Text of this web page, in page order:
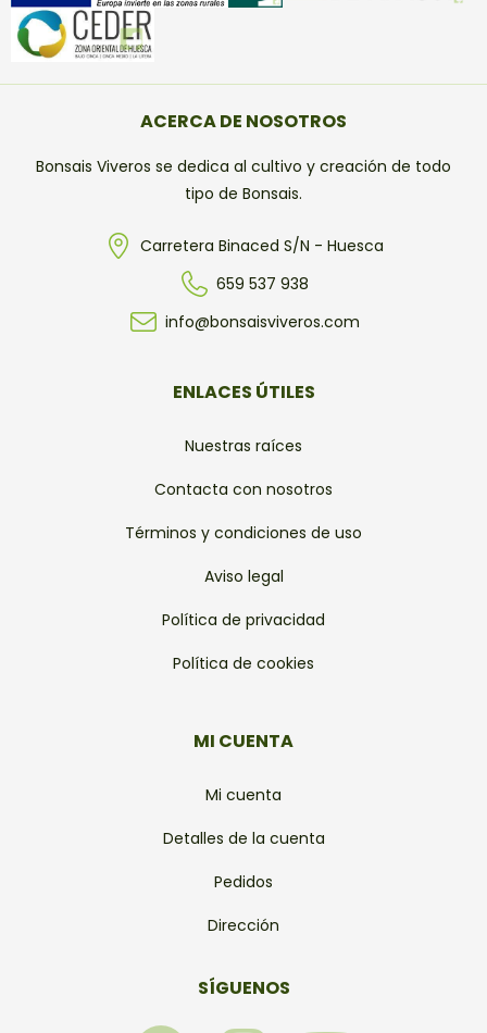
ACERCA DE NOSOTROS
Bonsais Viveros se dedica al cultivo y creación de todo
tipo de Bonsais.
Carretera Binaced S/N - Huesca
659 537 938
info@bonsaisviveros.com
ENLACES ÚTILES
Nuestras raíces
Contacta con nosotros
Términos y condiciones de uso
Aviso legal
Política de privacidad
Política de cookies
MI CUENTA
Mi cuenta
Detalles de la cuenta
Pedidos
Dirección
SÍGUENOS